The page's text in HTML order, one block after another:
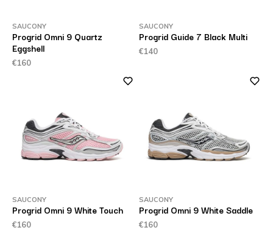
SAUCONY
Progrid Omni 9 Quartz
Eggshell
€160
SAUCONY
Progrid Guide 7 Black Multi
€140
SAUCONY
Progrid Omni 9 White Touch
€160
SAUCONY
Progrid Omni 9 White Saddle
€160